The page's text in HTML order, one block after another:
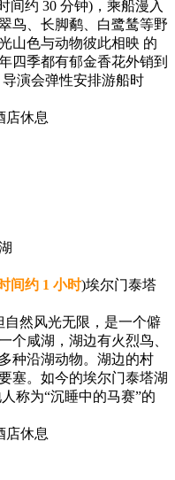
间约 30 分钟)，乘船漫入
鸟、长脚鹬、白鹭鸶等野
山色与动物彼此相映 的
四季都有郁金香花外销到
演会弹性安排游船时
店休息
间约 1 小时)埃尔门泰塔
自然风光无限，是一个僻
个咸湖，湖边有火烈鸟、
种沿湖动物。湖边的村
塞。如今的埃尔门泰塔湖
称为“沉睡中的马赛”的
店休息